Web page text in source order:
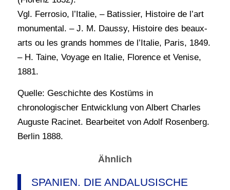
Vgl. Ferrosio, l’Italie, – Batissier, Histoire de l’art
monumental. – J. M. Daussy, Histoire des beaux-
arts ou les grands hommes de l’Italie, Paris, 1849.
– H. Taine, Voyage en Italie, Florence et Venise,
1881.
Quelle: Geschichte des Kostüms in
chronologischer Entwicklung von Albert Charles
Auguste Racinet. Bearbeitet von Adolf Rosenberg.
Berlin 1888.
Ähnlich
SPANIEN. DIE ANDALUSISCHE